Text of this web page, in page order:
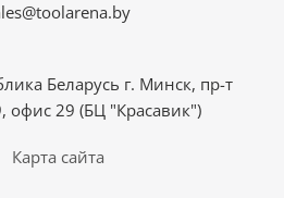
Беларусь г. Минск, пр-т
офис 29 (БЦ "Красавик")
Карта сайта